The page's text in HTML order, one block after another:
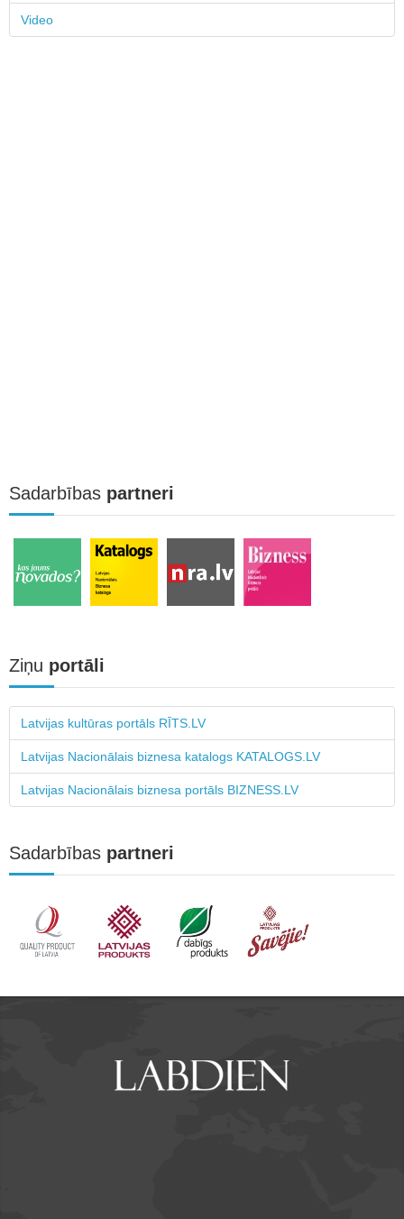
Video
Sadarbības partneri
Ziņu portāli
Latvijas kultūras portāls RĪTS.LV
Latvijas Nacionālais biznesa katalogs KATALOGS.LV
Latvijas Nacionālais biznesa portāls BIZNESS.LV
Sadarbības partneri